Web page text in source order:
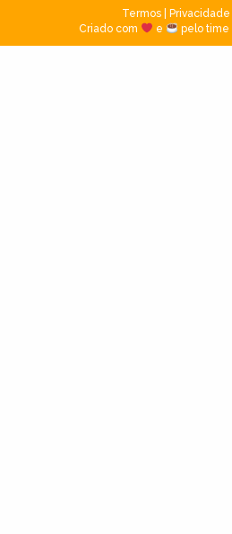
Termos| Privacidade
Criado com
e pelo time